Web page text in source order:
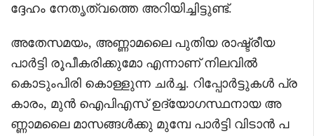
ദ്ദേഹം നേതൃത്വത്തെ അറിയിച്ചിട്ടുണ്ട്.
അതേസമയം, അണ്ണാമലൈ പുതിയ രാഷ്ട്രീയ
പാർട്ടി രൂപീകരിക്കുമോ എന്നാണ് നിലവിൽ
കൊടുംപിരി കൊള്ളുന്ന ചർച്ച. റിപ്പോർട്ടുകൾ പ്ര
കാരം, മുൻ ഐപിഎസ് ഉദ്യോഗസ്ഥനായ അ
ണ്ണാമലൈ മാസങ്ങൾക്കു മുമ്പേ പാർട്ടി വിടാൻ പ